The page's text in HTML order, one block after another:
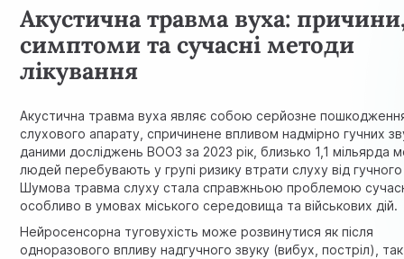
Акустична травма вуха:
симптоми та сучасні методи
лікування
Акустична травма вуха являє собою серйозне
слухового апарату, спричинене впливом надмірно гучних
даними досліджень ВООЗ за 2023 рік, близько 1,1 мільярда
людей перебувають у групі ризику втрати слуху від
Шумова травма слуху стала справжньою проблемою
особливо в умовах міського середовища та військових дій.
Нейросенсорна туговухість може розвинутися як після
одноразового впливу надгучного звуку (вибух, постріл), так